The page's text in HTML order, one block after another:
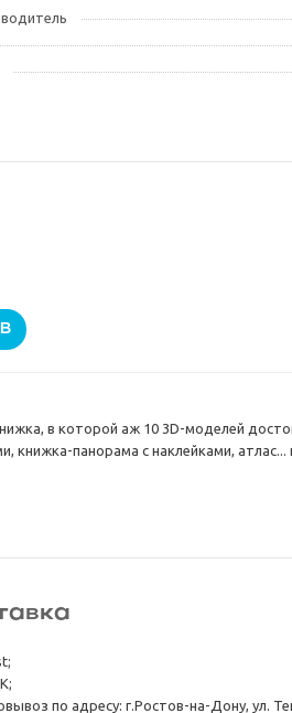
в которой аж 10 3D-моделей
книжка-панорама с наклейками,
по адресу: г.Ростов-на-Дону, ул.